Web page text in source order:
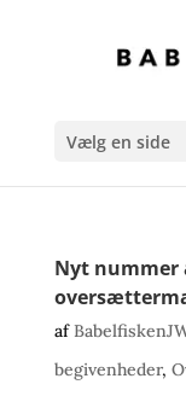
Vælg en side
Nyt
af
begivenheder,